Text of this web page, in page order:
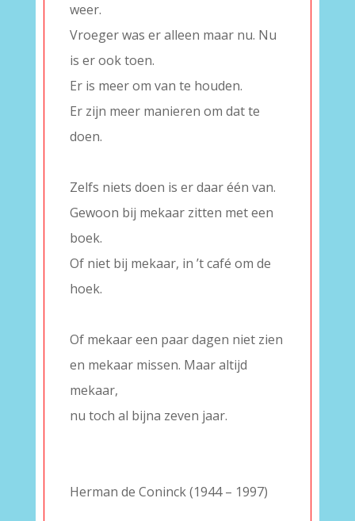
weer.
Vroeger was er alleen maar nu. Nu
is er ook toen.
Er is meer om van te houden.
Er zijn meer manieren om dat te
doen.
Zelfs niets doen is er daar één van.
Gewoon bij mekaar zitten met een
boek.
Of niet bij mekaar, in ’t café om de
hoek.
Of mekaar een paar dagen niet zien
en mekaar missen. Maar altijd
mekaar,
nu toch al bijna zeven jaar.
Herman de Coninck (1944 – 1997)